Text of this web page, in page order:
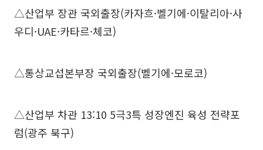
△산업부 장관 국외출장(카자흐·벨기에·이탈리아·사
우디·UAE·카타르·체코)
△통상교섭본부장 국외출장(벨기에·모로코)
△산업부 차관 13:10 5극3특 성장엔진 육성 전략포
럼(광주 북구)